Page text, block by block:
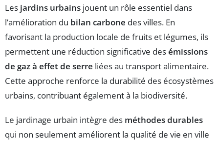
Les jardins urbains jouent un rôle essentiel dans
l’amélioration du bilan carbone des villes. En
favorisant la production locale de fruits et légumes, ils
permettent une réduction significative desémissions
de gaz à effet de serre liées au transport alimentaire.
Cette approche renforce la durabilité des écosystèmes
urbains, contribuant également à la biodiversité.
Le jardinage urbain intègre des méthodes durables
qui non seulement améliorent la qualité de vie en ville